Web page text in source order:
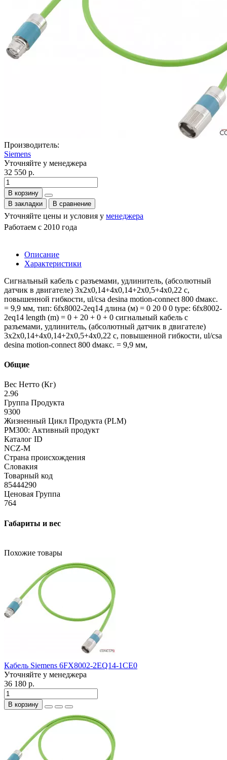
Производитель:
Siemens
Уточняйте у менеджера
32 550 р.
В корзину
В закладки
В сравнение
Уточняйте цены и условия у менеджера
Работаем с 2010 года
Описание
Характеристики
Сигнальный кабель с разъемами, удлинитель, (абсолютный
датчик в двигателе) 3x2x0,14+4x0,14+2x0,5+4x0,22 c,
повышенной гибкости, ul/csa desina motion-connect 800 dмакс.
= 9,9 мм, тип: 6fx8002-2eq14 длина (м) = 0 20 0 0 type: 6fx8002-
2eq14 length (m) = 0 + 20 + 0 + 0 сигнальный кабель с
разъемами, удлинитель, (абсолютный датчик в двигателе)
3x2x0,14+4x0,14+2x0,5+4x0,22 c, повышенной гибкости, ul/csa
desina motion-connect 800 dмакс. = 9,9 мм,
Общие
Вес Нетто (Кг)
2.96
Группа Продукта
9300
Жизненный Цикл Продукта (PLM)
PM300: Активный продукт
Каталог ID
NCZ-M
Страна происхождения
Словакия
Товарный код
85444290
Ценовая Группа
764
Габариты и вес
Похожие товары
Кабель Siemens 6FX8002-2EQ14-1CE0
Уточняйте у менеджера
36 180 р.
В корзину